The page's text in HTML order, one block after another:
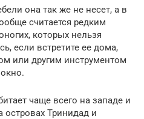
она так же не несет, а в
считается редким
которых нельзя
если встретите ее дома,
или другим инструментом
окно.
чаще всего на западе и
Тринидад и